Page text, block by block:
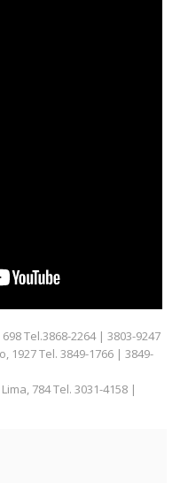
Tel.3868-2264 | 3803-9247
1927 Tel. 3849-1766 | 3849-
784 Tel. 3031-4158 |